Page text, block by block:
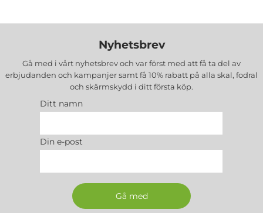
Nyhetsbrev
Gå med i vårt nyhetsbrev och var först med att få ta del av
erbjudanden och kampanjer samt få 10% rabatt på alla skal, fodral
och skärmskydd i ditt första köp.
Ditt namn
Din e-post